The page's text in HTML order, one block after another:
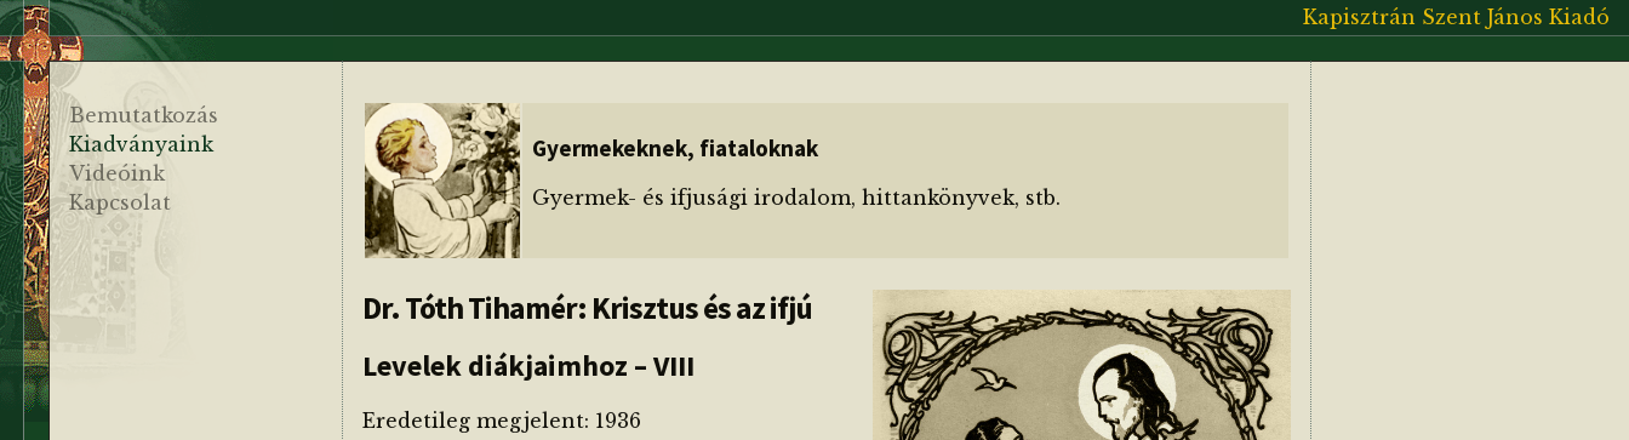
Kapisztrán Szent János Kiadó
Bemutatkozás
Kiadványaink
Videóink
Kapcsolat
Gyermekeknek, fiataloknak
Gyermek- és ifjusági irodalom, hittankönyvek, stb.
Dr. Tóth Tihamér: Krisztus és az ifjú
Levelek diákjaimhoz – VIII
Eredetileg megjelent: 1936